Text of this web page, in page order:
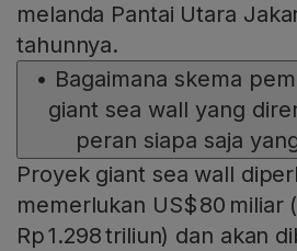
melanda Pantai Utara
tahunnya.
• Bagaimana skema
giant sea wall yang
peran siapa saja
Proyek giant sea wall
memerlukan US$ 80 miliar
Rp 1.298 triliun) dan akan